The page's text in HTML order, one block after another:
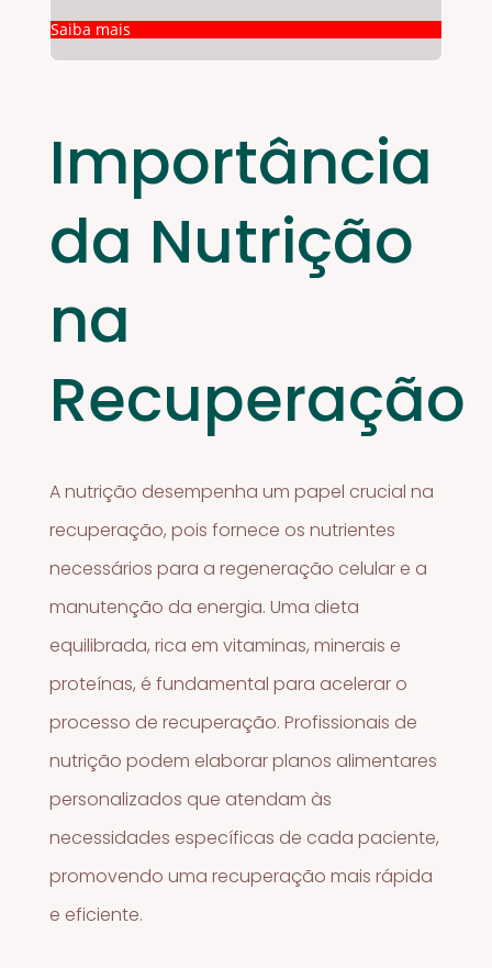
Saiba mais
Importância
da Nutrição
na
Recuperação
A nutrição desempenha um papel crucial na
recuperação, pois fornece os nutrientes
necessários para a regeneração celular e a
manutenção da energia. Uma dieta
equilibrada, rica em vitaminas, minerais e
proteínas, é fundamental para acelerar o
processo de recuperação. Profissionais de
nutrição podem elaborar planos alimentares
personalizados que atendam às
necessidades específicas de cada paciente,
promovendo uma recuperação mais rápida
e eficiente.